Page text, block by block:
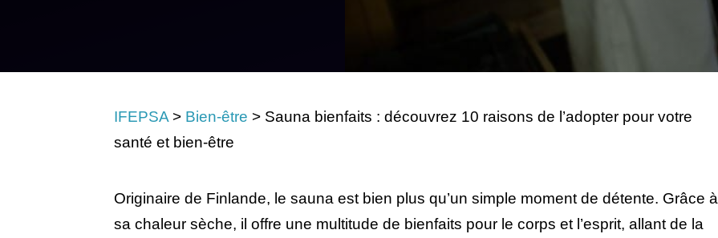
IFEPSA > Bien-être > Sauna bienfaits : découvrez 10 raisons de l’adopter pour votre
santé et bien-être
Originaire de Finlande, le sauna est bien plus qu’un simple moment de détente. Grâce à
sa chaleur sèche, il offre une multitude de bienfaits pour le corps et l’esprit, allant de la